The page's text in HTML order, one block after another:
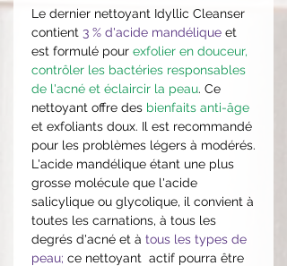
Le dernier nettoyant Idyllic Cleanser
contient 3 % d'acide mandélique et
est formulé pour exfolier en douceur,
contrôler les bactéries responsables
de l'acné et éclaircir la peau. Ce
nettoyant offre des bienfaits anti-âge
et exfoliants doux. Il est recommandé
pour les problèmes légers à modérés.
L'acide mandélique étant une plus
grosse molécule que l'acide
salicylique ou glycolique, il convient à
toutes les carnations, à tous les
degrés d'acné et à tous les types de
peau; ce nettoyant actif pourra être